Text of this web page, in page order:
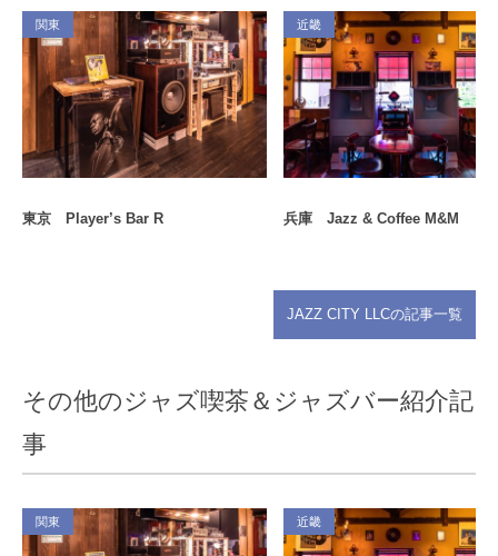
関東
東京 Player’s Bar R
近畿
兵庫 Jazz & Coffee M&M
JAZZ CITY LLCの記事一覧
その他のジャズ喫茶＆ジャズバー紹介記
事
関東 近畿